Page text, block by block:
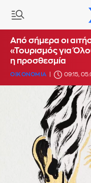
Από σήμερα οι
«Τουρισμός για
η προσθεσμία
ΟΙΚΟΝΟΜΙΑ 09:15,